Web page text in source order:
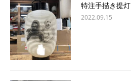
特注手描き提灯
2022.09.15